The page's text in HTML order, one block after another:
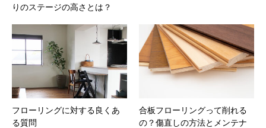
りのステージの高さとは？
フローリングに対する良くあ
る質問
合板フローリングって削れる
の？傷直しの方法とメンテナ